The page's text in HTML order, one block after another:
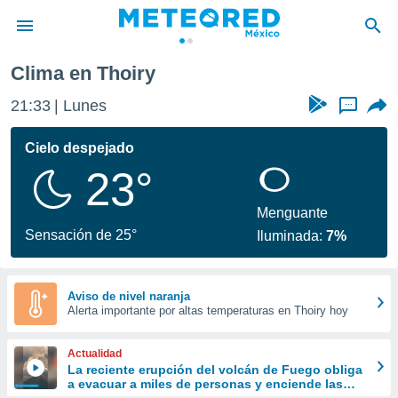
de
ha sido
calidad.
a este
las
y
forma
digital
basada
Clima en Thoiry
21:33 Lunes ...
Cielo despejado
23°
Sensación de 25°
Menguante
Iluminada:7%
Aviso de nivel naranja
Alerta importante por altas temperaturas en Thoiry hoy
Actualidad
La reciente erupción del volcán de Fuego obliga
a evacuar a miles de personas y enciende las